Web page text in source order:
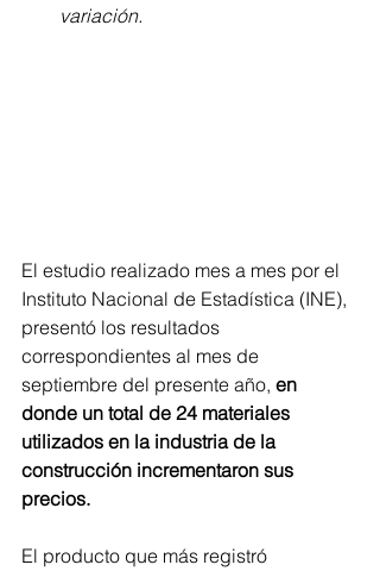
variación.
El estudio realizado mes a mes por el
Instituto Nacional de Estadística (INE),
presentó los resultados
correspondientes al mes de
septiembre del presente año, en
donde un total de 24 materiales
utilizados en la industria de la
construcción incrementaron sus
precios.
El producto que más registró